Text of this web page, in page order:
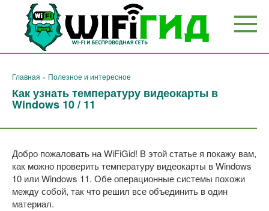
Перейти
контенту
Главная » Полезное и интересное
Как узнать температуру видеокарты в
Windows 10 / 11
Добро пожаловать на WiFiGid! В этой статье я покажу вам,
как можно проверить температуру видеокарты в Windows
10 или Windows 11. Обе операционные системы похожи
между собой, так что решил все объединить в один
материал.